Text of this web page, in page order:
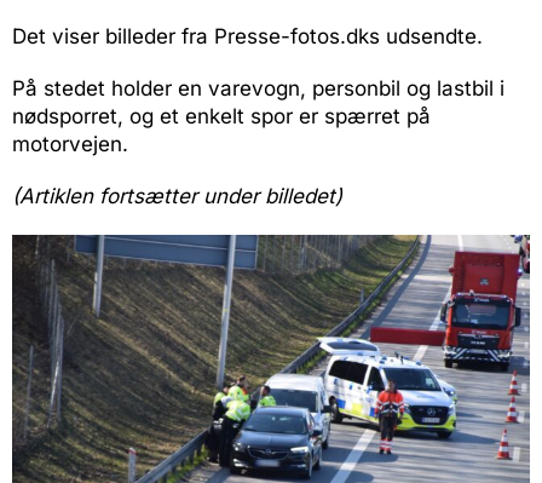
Det viser billeder fra Presse-fotos.dks udsendte.
På stedet holder en varevogn, personbil og lastbil i
nødsporret, og et enkelt spor er spærret på
motorvejen.
(Artiklen fortsætter under billedet)